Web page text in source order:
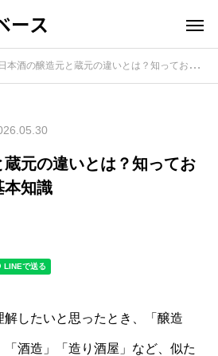
ース
日本酒の醸造元と蔵元の違いとは？知っておきたい酒造りの基本知識
蔵元の違いとは？知ってお
本知識
解したいと思ったとき、「醸造
酒造」「造り酒屋」など、似た